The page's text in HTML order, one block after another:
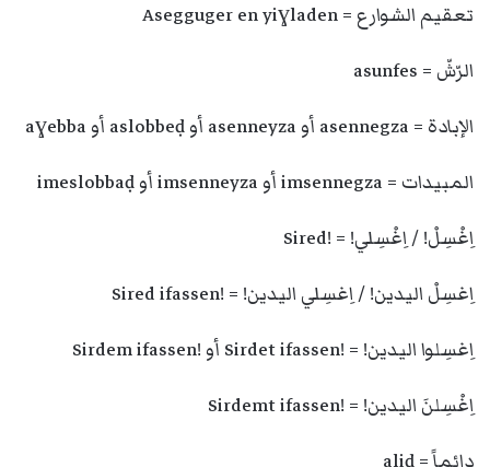
تعقيم الشوارع = Asegguger en yiɣladen
الرّشّ = asunfes
الإبادة = asennegza أو asenneyza أو aslobbeḍ أو aɣebba
المبيدات = imsennegza أو imsenneyza أو imeslobbaḍ
اِغْسِلْ! / اِغْسِلي! = !Sired
اِغسِلْ اليدين! / اِغسِلي اليدين! = !Sired ifassen
اِغسِلوا اليدين! = !Sirdet ifassen أو !Sirdem ifassen
اِغْسِلنَ اليدين! = !Sirdemt ifassen